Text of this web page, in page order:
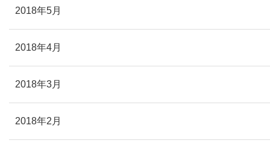
2018年5月
2018年4月
2018年3月
2018年2月